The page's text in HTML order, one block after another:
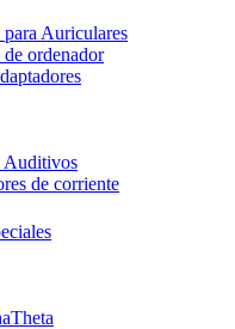
Auriculares
ordenador
Auditivos
de corriente